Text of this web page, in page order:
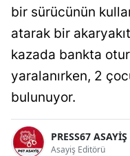
bir sürücünün
atarak bir
kazada bankta
yaralanırken, 2
bulunuyor.
PRESS67 ASAYİŞ
Asayiş Editörü